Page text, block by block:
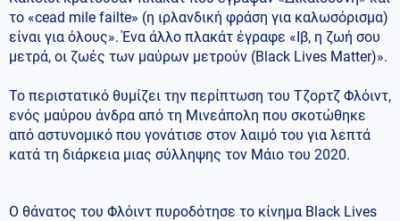
το «cead mile failte» (η ιρλανδική φράση για καλωσόρισμα)
είναι για όλους». Ένα άλλο πλακάτ έγραφε «Ιβ, η ζωή σου
μετρά, οι ζωές των μαύρων μετρούν (Black Lives Matter)».
Το περιστατικό θυμίζει την περίπτωση του Τζορτζ Φλόιντ,
ενός μαύρου άνδρα από τη Μινεάπολη που σκοτώθηκε
από αστυνομικό που γονάτισε στον λαιμό του για λεπτά
κατά τη διάρκεια μιας σύλληψης τον Μάιο του 2020.
Ο θάνατος του Φλόιντ πυροδότησε το κίνημα Black Lives